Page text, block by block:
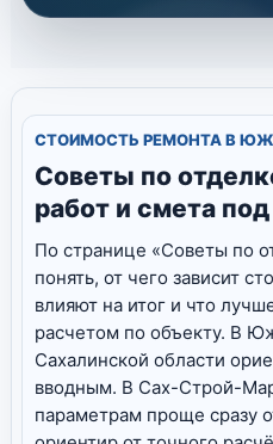
СТОИМОСТЬ РЕМОНТА В
Советы по
работ и смета
По странице «Советы по
понять, от чего зависит
влияют на итог и что
расчетом по объекту. В
Сахалинской области
вводным. В Сах-Строй-
параметрам проще сразу